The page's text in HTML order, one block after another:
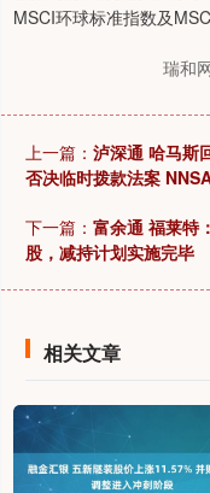
MSCI环球标准指数及
瑞和
上一篇： 泸深通 哈马斯
否决临时拨款法案
下一篇： 富余通 福莱特
股，减持计划实施完毕
相关文章